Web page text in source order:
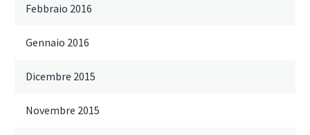
Febbraio 2016
Gennaio 2016
Dicembre 2015
Novembre 2015